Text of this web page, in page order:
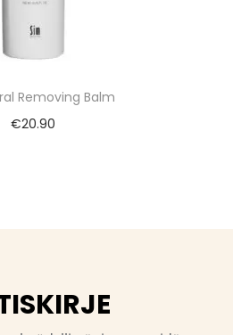
Removing Balm
€20.90